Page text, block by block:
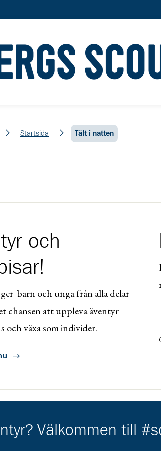
Startsida Tält i natten
och
barn och unga från alla delar
chansen att uppleva äventyr
och växa som individer.
Välkommen till